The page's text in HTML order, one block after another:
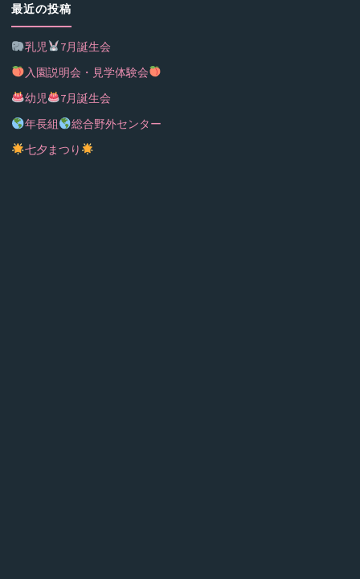
最近の投稿
乳児
7月誕生会
入園説明会・見学体験会
幼児
7月誕生会
年長組
総合野外センター
七夕まつり